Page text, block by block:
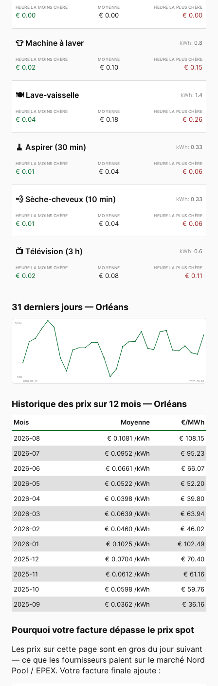
€ 0.00 € 0.00 € 0.00
👕 Machine à laver 0.8
€ 0.02 € 0.10 € 0.15
🍽️ Lave-vaisselle 1.4
€ 0.04 € 0.18 € 0.26
🧹 Aspirer (30 min) 0.33
€ 0.01 € 0.04 € 0.06
💨 Sèche-cheveux (10 min) 0.33
€ 0.01 € 0.04 € 0.06
📺 Télévision (3 h) 0.6
€ 0.02 € 0.08 € 0.11
31 derniers jours— Orléans
€153
€50
2026-07-12
2026-08-10
Historique des prix sur 12 mois— Orléans
Mois Moyenne €/MWh
2026-08 € 0.1081 /kWh
€ 108.15
2026-07
€ 0.0952 /kWh
€ 95.23
2026-06
€ 0.0661 /kWh
€ 66.07
2026-05
€ 0.0522 /kWh
€ 52.20
2026-04
€ 0.0398 /kWh
€ 39.80
2026-03
€ 0.0639 /kWh
€ 63.94
2026-02
€ 0.0460 /kWh
€ 46.02
2026-01
€ 0.1025 /kWh
€ 102.49
2025-12
€ 0.0704 /kWh
€ 70.40
2025-11
€ 0.0612 /kWh
€ 61.16
2025-10
€ 0.0598 /kWh
€ 59.76
2025-09
€ 0.0362 /kWh € 36.16
Pourquoi votre facture dépasse le prix spot
Les prix sur cette page sont en gros du jour suivant
— ce que les fournisseurs paient sur le marché Nord
Pool / EPEX. Votre facture finale ajoute :